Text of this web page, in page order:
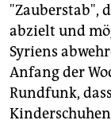
"Zauberstab",
abzielt und
Syriens
Anfang der
Rundfunk,
Kinderschuhen